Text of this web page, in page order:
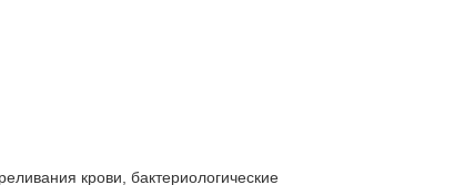
крови, бактериологические